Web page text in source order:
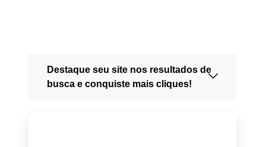
Destaque seu site nos resultados de
busca e conquiste mais cliques!